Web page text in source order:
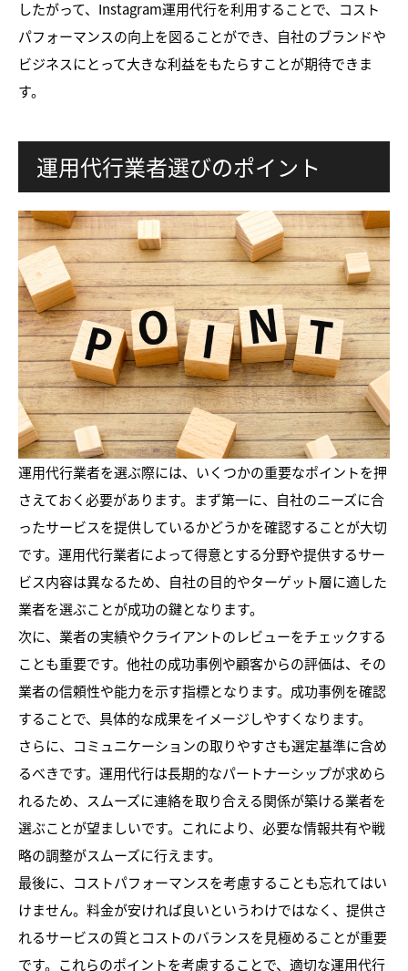
したがって、Instagram運用代行を利用することで、コスト
パフォーマンスの向上を図ることができ、自社のブランドや
ビジネスにとって大きな利益をもたらすことが期待できま
す。
運用代行業者選びのポイント
運用代行業者を選ぶ際には、いくつかの重要なポイントを押
さえておく必要があります。まず第一に、自社のニーズに合
ったサービスを提供しているかどうかを確認することが大切
です。運用代行業者によって得意とする分野や提供するサー
ビス内容は異なるため、自社の目的やターゲット層に適した
業者を選ぶことが成功の鍵となります。
次に、業者の実績やクライアントのレビューをチェックする
ことも重要です。他社の成功事例や顧客からの評価は、その
業者の信頼性や能力を示す指標となります。成功事例を確認
することで、具体的な成果をイメージしやすくなります。
さらに、コミュニケーションの取りやすさも選定基準に含め
るべきです。運用代行は長期的なパートナーシップが求めら
れるため、スムーズに連絡を取り合える関係が築ける業者を
選ぶことが望ましいです。これにより、必要な情報共有や戦
略の調整がスムーズに行えます。
最後に、コストパフォーマンスを考慮することも忘れてはい
けません。料金が安ければ良いというわけではなく、提供さ
れるサービスの質とコストのバランスを見極めることが重要
です。これらのポイントを考慮することで、適切な運用代行